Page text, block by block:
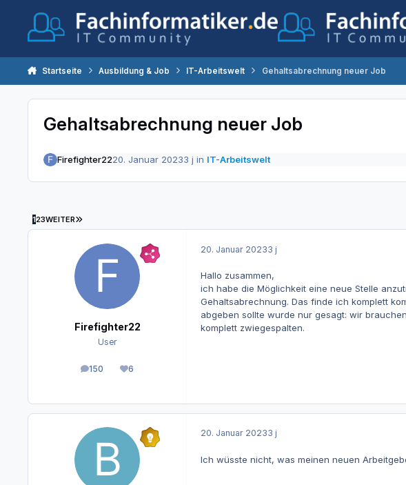
Startseite Ausbildung & Job IT-Arbeitswelt Gehaltsabrechnung neuer Job
Gehaltsabrechnung neuer Job
Firefighter2220. Januar 20233 j in IT-Arbeitswelt
123WEITER LETZTE SEITE
Firefighter22
User
150
Beiträge 6
Reputation
20. Januar 20233 j
Hallo zusammen,
ich habe die Möglichkeit eine neue Stelle
Gehaltsabrechnung. Das finde ich komplett
abgeben sollte wurde nur gesagt: wir
komplett zwiegespalten.
20. Januar 20233 j
Ich wüsste nicht, was meinen neuen